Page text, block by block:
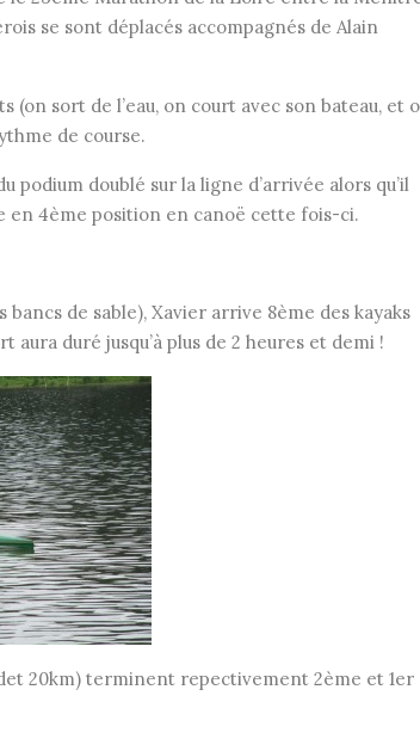
se sont déplacés accompagnés de Alain
(on sort de l’eau, on court avec son bateau, et
de course.
podium doublé sur la ligne d’arrivée alors qu’il
en 4ème position en canoë cette fois-ci.
de sable), Xavier arrive 8ème des kayaks
duré jusqu’à plus de 2 heures et demi !
20km) terminent repectivement 2ème et 1er